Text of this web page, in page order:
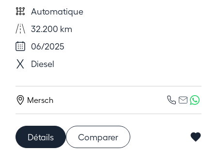
Automatique
32.200 km
06/2025
Diesel
Mersch
Détails Comparer